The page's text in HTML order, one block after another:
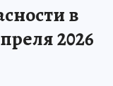
в
2026